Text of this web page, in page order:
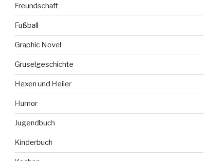
Freundschaft
Fußball
Graphic Novel
Gruselgeschichte
Hexen und Heiler
Humor
Jugendbuch
Kinderbuch